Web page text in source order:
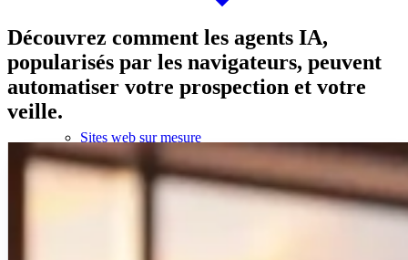
Sites web sur mesure
Application mobile
Automatisation & IA
Logiciel métier
Découvrez comment les agents IA,
popularisés par les navigateurs, peuvent
automatiser votre prospection et votre
veille.